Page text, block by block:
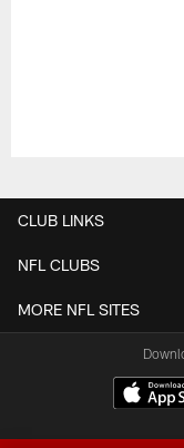
CLUB LINKS
NFL CLUBS
MORE NFL SITES